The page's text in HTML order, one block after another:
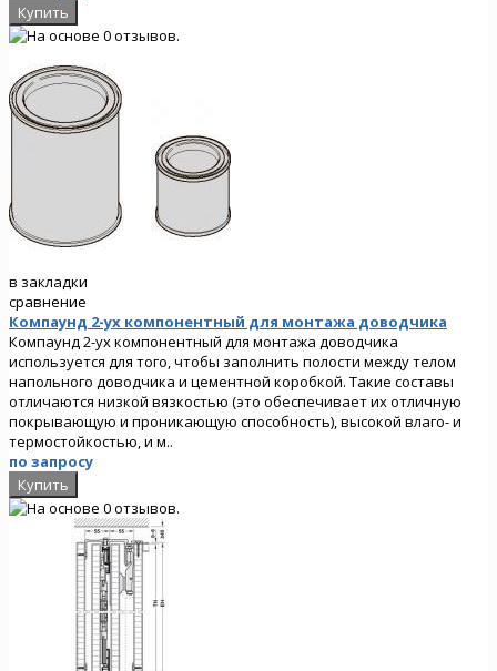
в закладки
сравнение
Компаунд 2-ух компонентный для монтажа доводчика
Компаунд 2-ух компонентный для монтажа доводчика
используется для того, чтобы заполнить полости между телом
напольного доводчика и цементной коробкой. Такие составы
отличаются низкой вязкостью (это обеспечивает их отличную
покрывающую и проникающую способность), высокой влаго- и
термостойкостью, и м..
по запросу